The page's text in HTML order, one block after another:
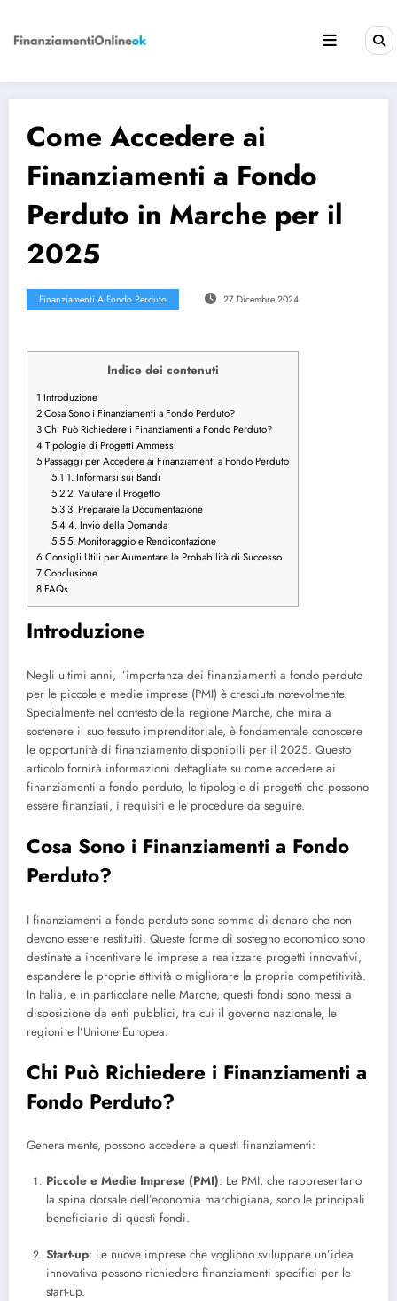
contenuto
Come Accedere ai
Finanziamenti a Fondo
Perduto in Marche per il
2025
Finanziamenti A Fondo Perduto 27 Dicembre 2024
Indice dei contenuti
1 Introduzione
2Cosa Sono i Finanziamenti a Fondo Perduto?
3Chi Può Richiedere i Finanziamenti a Fondo Perduto?
4Tipologie di Progetti Ammessi
5 Passaggi per Accedere ai Finanziamenti a Fondo Perduto
5.1 1. Informarsi sui Bandi
5.22. Valutare il Progetto
5.33. Preparare la Documentazione
5.44. Invio della Domanda
5.55. Monitoraggio e Rendicontazione
6 Consigli Utili per Aumentare le Probabilità di Successo
7Conclusione
8 FAQs
Introduzione
Negli ultimi anni, l’importanza dei finanziamenti a fondo perduto
per le piccole e medie imprese (PMI) è cresciuta notevolmente.
Specialmente nel contesto della regione Marche, che mira a
sostenere il suo tessuto imprenditoriale, è fondamentale conoscere
le opportunità di finanziamento disponibili per il 2025. Questo
articolo fornirà informazioni dettagliate su come accedere ai
finanziamenti a fondo perduto, le tipologie di progetti che possono
essere finanziati, i requisiti e le procedure da seguire.
Cosa Sono i Finanziamenti a Fondo
Perduto?
I finanziamenti a fondo perduto sono somme di denaro che non
devono essere restituiti. Queste forme di sostegno economico sono
destinate a incentivare le imprese a realizzare progetti innovativi,
espandere le proprie attività o migliorare la propria competitività.
In Italia, e in particolare nelle Marche, questi fondi sono messi a
disposizione da enti pubblici, tra cui il governo nazionale, le
regioni e l’Unione Europea.
Chi Può Richiedere i Finanziamenti a
Fondo Perduto?
Generalmente, possono accedere a questi finanziamenti:
Piccole e Medie Imprese (PMI): Le PMI, che rappresentano
la spina dorsale dell’economia marchigiana, sono le principali
beneficiarie di questi fondi.
Start-up: Le nuove imprese che vogliono sviluppare un’idea
innovativa possono richiedere finanziamenti specifici per le
start-up.